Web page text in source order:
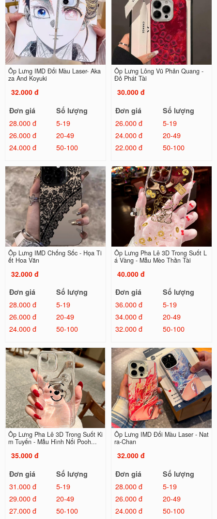
Ốp Lưng IMD Đổi Màu Laser- Aka
za And Koyuki
32.000 đ
Đơn giá
Số lượng
28.000 đ
5-19
26.000 đ
20-49
24.000 đ
50-100
Ốp Lưng Lông Vũ Phản Quang -
Đỏ Phát Tài
30.000 đ
Đơn giá
Số lượng
26.000 đ
5-19
24.000 đ
20-49
22.000 đ
50-100
Ốp Lưng IMD Chống Sốc - Họa Ti
ết Hoa Văn
32.000 đ
Đơn giá
Số lượng
28.000 đ
5-19
26.000 đ
20-49
24.000 đ
50-100
Ốp Lưng Pha Lê 3D Trong Suốt L
á Vàng - Mẫu Mèo Thần Tài
40.000 đ
Đơn giá
Số lượng
36.000 đ
5-19
34.000 đ
20-49
32.000 đ
50-100
Ốp Lưng Pha Lê 3D Trong Suốt Ki
m Tuyến - Mẫu Hình Nổi Pooh...
35.000 đ
Đơn giá
Số lượng
31.000 đ
5-19
29.000 đ
20-49
27.000 đ
50-100
Ốp Lưng IMD Đổi Màu Laser - Nat
ra-Chan
32.000 đ
Đơn giá
Số lượng
28.000 đ
5-19
26.000 đ
20-49
24.000 đ
50-100